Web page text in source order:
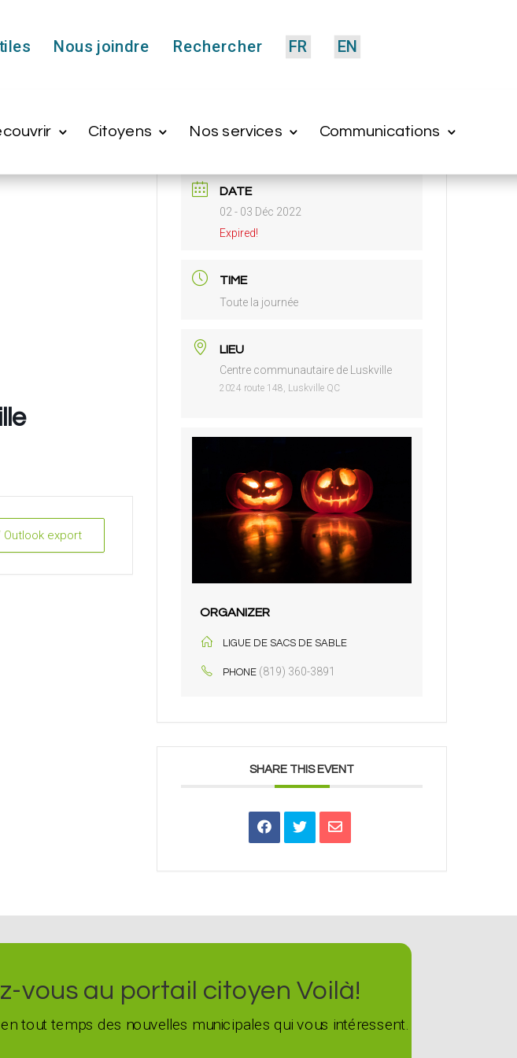
Nous joindre Rechercher FR EN
Citoyens Nos services Communications
Outlook export
DATE
02 - 03 Déc 2022
Expired!
TIME
Toute la journée
LIEU
Centre communautaire de Luskville
2024 route 148, Luskville QC
ORGANIZER
LIGUE DE SACS DE SABLE
PHONE (819) 360-3891
SHARE THIS EVENT
vous au portail citoyen Voilà!
tout temps des nouvelles municipales qui vous intéressent.